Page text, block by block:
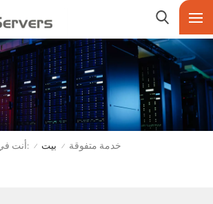
أنت في: / بيت / خدمة متفوقة